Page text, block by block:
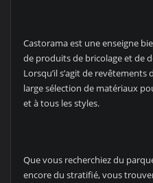
Castorama est une enseigne
de produits de bricolage et de
Lorsqu’il s’agit de
large sélection de matériaux
et à tous les styles.
Que vous recherchiez du
encore du stratifié, vous